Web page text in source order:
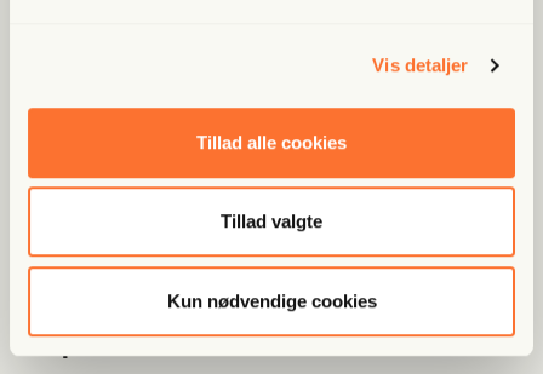
Vis detaljer
Tillad alle cookies
Tillad valgte
Kun nødvendige cookies
Populære artikler